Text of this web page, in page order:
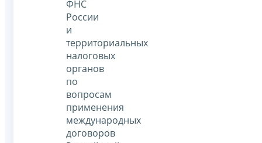
ФНС
России
и
территориальных
налоговых
органов
по
вопросам
применения
международных
договоров